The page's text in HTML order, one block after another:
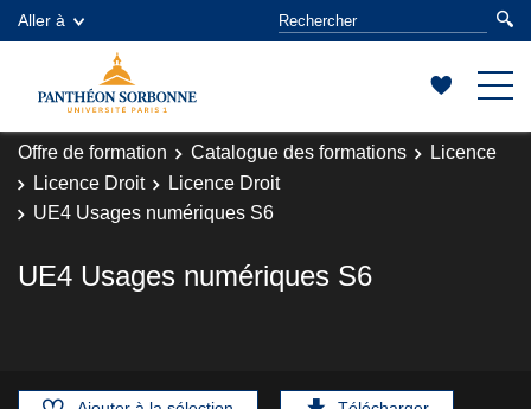
Aller à
Offre de formation Catalogue des formations
Licence
Licence Droit
Licence Droit
UE4 Usages numériques S6
UE4 Usages numériques S6